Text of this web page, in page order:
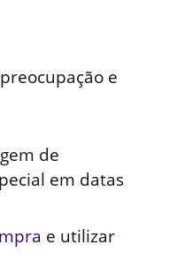
e
de
em datas
e utilizar